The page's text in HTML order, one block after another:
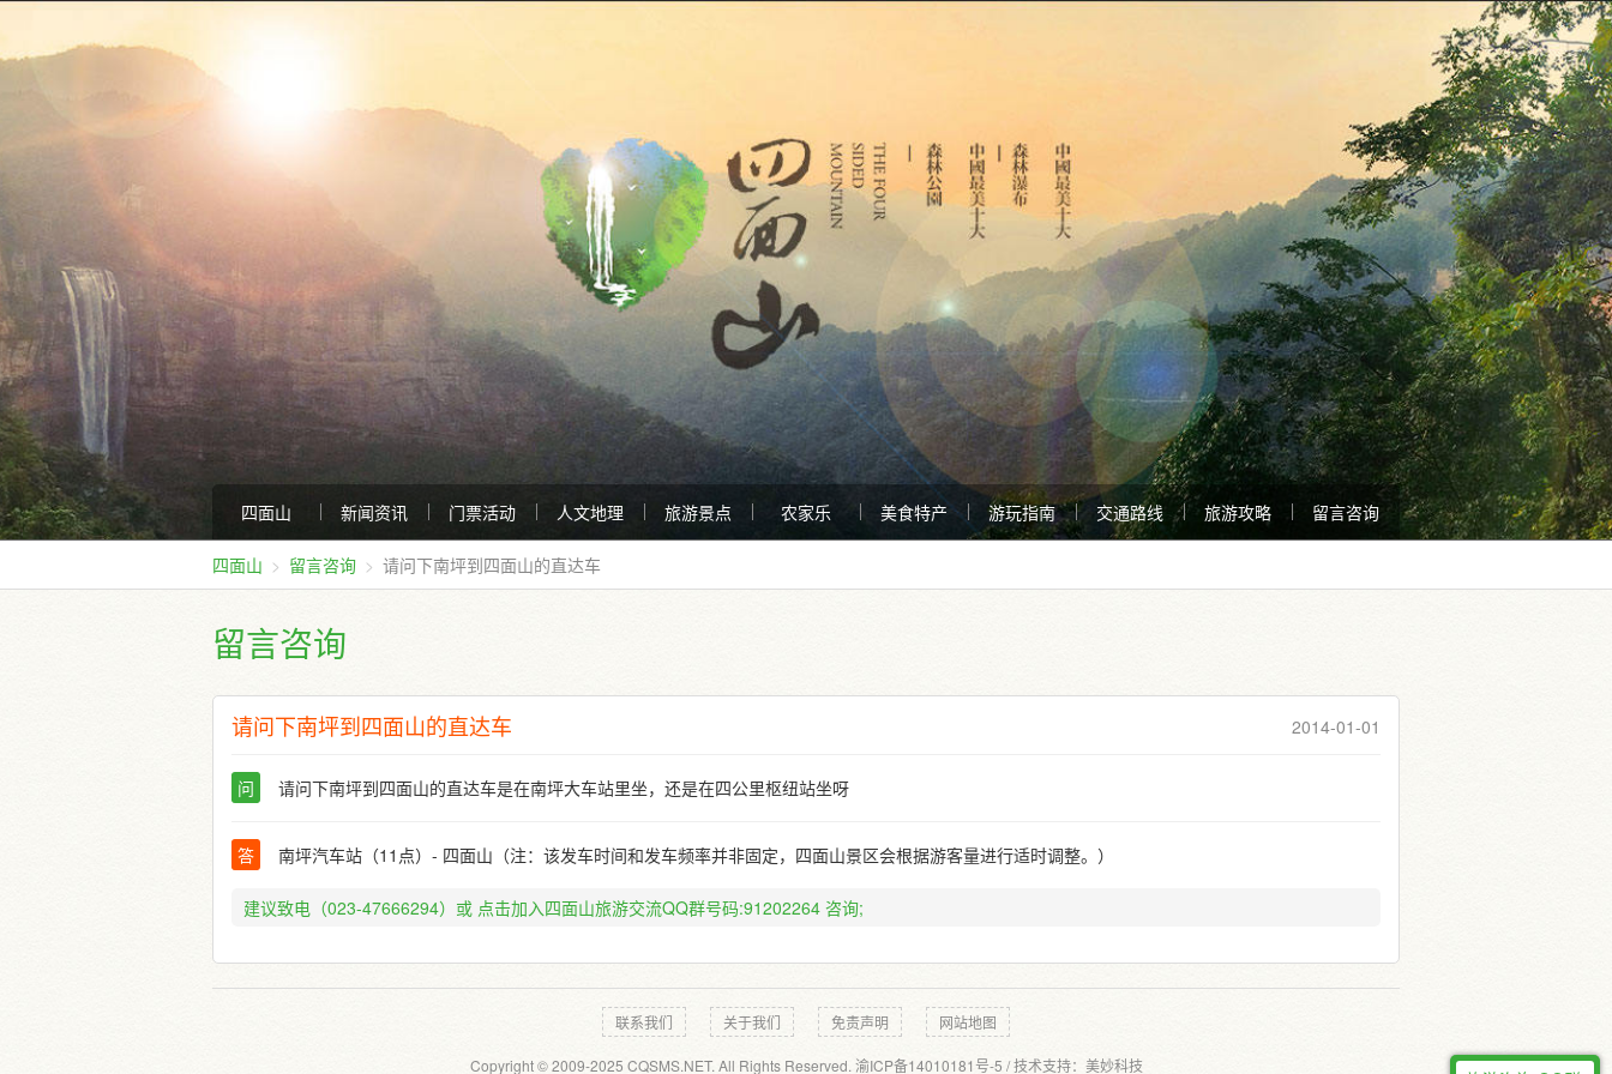
四面山 新闻资讯 门票活动 人文地理 旅游景点 农家乐 美食特产 游玩指南 交通路线 旅游攻略 留言咨询
四面山 留言咨询 请问下南坪到四面山的直达车
留言咨询
请问下南坪到四面山的直达车 2014-01-01
问 请问下南坪到四面山的直达车是在南坪大车站里坐，还是在四公里枢纽站坐呀
答 南坪汽车站（11点）- 四面山（注：该发车时间和发车频率并非固定，四面山景区会根据游客量进行适时调整。）
建议致电（023-47666294）或 点击加入四面山旅游交流QQ群号码:91202264 咨询;
联系我们 关于我们 免责声明 网站地图
Copyright © 2009-2025 CQSMS.NET. All Rights Reserved. 渝ICP备14010181号-5 / 技术支持： 美妙科技